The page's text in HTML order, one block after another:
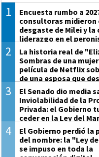
1
Encuesta rumbo a
consultoras midieron
desgaste de Milei y la
liderazgo en el
2
La historia real de
Sombras de una
película de Netflix
de una esposa que
su marido
3
El Senado dio media
Inviolabilidad de la
Privada: el Gobierno
ceder en la Ley del
Fuego
4
El Gobierno perdió la
del nombre: la "Ley
se impuso en toda la